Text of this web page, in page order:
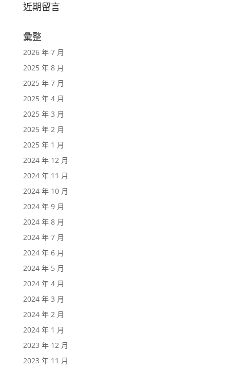
近期留言
彙整
2026 年 7 月
2025 年 8 月
2025 年 7 月
2025 年 4 月
2025 年 3 月
2025 年 2 月
2025 年 1 月
2024 年 12 月
2024 年 11 月
2024 年 10 月
2024 年 9 月
2024 年 8 月
2024 年 7 月
2024 年 6 月
2024 年 5 月
2024 年 4 月
2024 年 3 月
2024 年 2 月
2024 年 1 月
2023 年 12 月
2023 年 11 月